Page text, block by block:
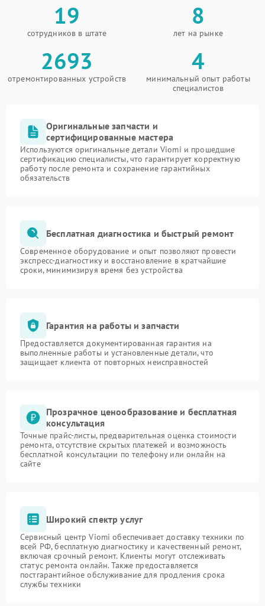
19
сотрудников в штате
8
лет на рынке
2693
отремонтированных устройств
4
минимальный опыт работы
специалистов
Оригинальные запчасти и
сертифицированные мастера
Используются оригинальные детали Viomi и прошедшие
сертификацию специалисты, что гарантирует корректную
работу после ремонта и сохранение гарантийных
обязательств
Бесплатная диагностика и быстрый ремонт
Современное оборудование и опыт позволяют провести
экспресс-диагностику и восстановление в кратчайшие
сроки, минимизируя время без устройства
Гарантия на работы и запчасти
Предоставляется документированная гарантия на
выполненные работы и установленные детали, что
защищает клиента от повторных неисправностей
Прозрачное ценообразование и бесплатная
консультация
Точные прайс-листы, предварительная оценка стоимости
ремонта, отсутствие скрытых платежей и возможность
бесплатной консультации по телефону или онлайн на
сайте
Широкий спектр услуг
Сервисный центр Viomi обеспечивает доставку техники по
всей РФ, бесплатную диагностику и качественный ремонт,
включая срочный ремонт. Клиенты могут отслеживать
статус ремонта онлайн. Также предоставляется
постгарантийное обслуживание для продления срока
службы техники